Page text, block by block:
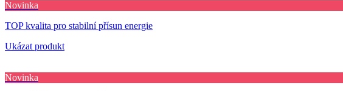
Novinka
TOP kvalita pro stabilní přísun energie
Ukázat produkt
Novinka